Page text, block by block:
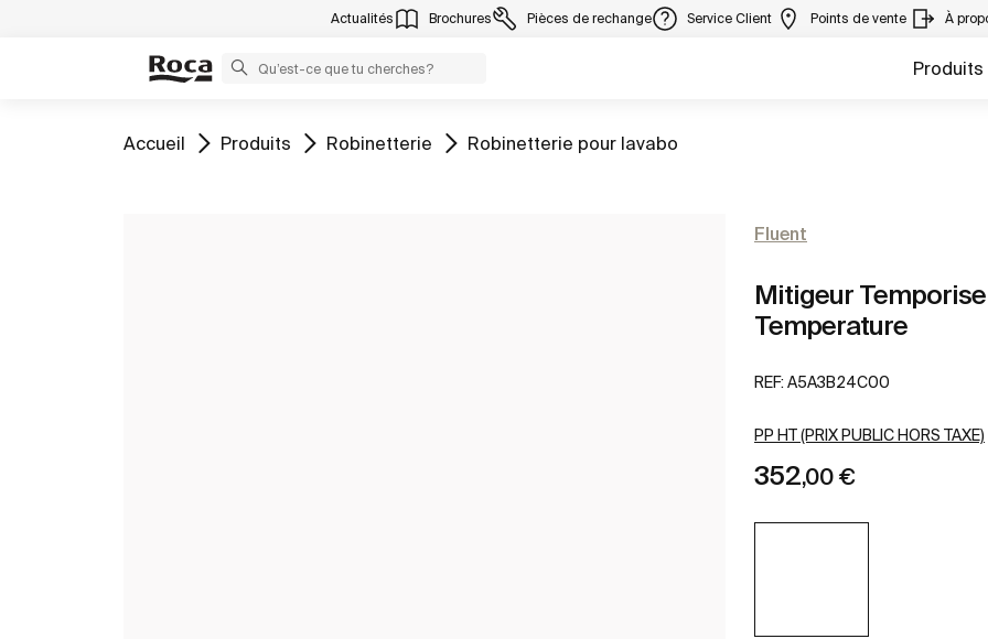
Actualités Brochures Pièces de rechange Service Client Points de vente À
Produits
Aller à
Accueil Aller à
Produits Aller à
Robinetterie Aller à
Robinetterie pour lavabo
Fluent
Mitigeur
Temperature
REF: A5A3B24C00
PP HT (PRIX PUBLIC HORS TAXE)
352,00 €